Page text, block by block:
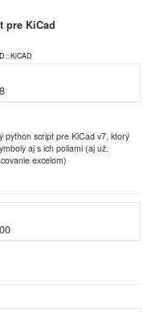
pre KiCad
::KiCAD
python script pre KiCad v7, ktorý
aj s ich poliami (aj už.
excelom)